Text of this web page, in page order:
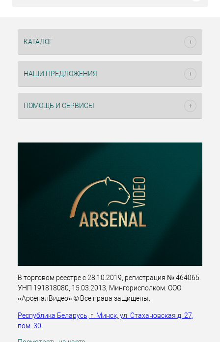
КАТАЛОГ
НАШИ ПРЕДЛОЖЕНИЯ
ПОМОЩЬ И СЕРВИСЫ
В торговом реестре с 28.10.2019, регистрация № 464065.
УНП 191818080, 15.03.2013, Мингорисполком. ООО
«АрсеналВидео» © Все права защищены.
Республика Беларусь, г. Минск, ул. Стахановская д. 27,
пом. 30